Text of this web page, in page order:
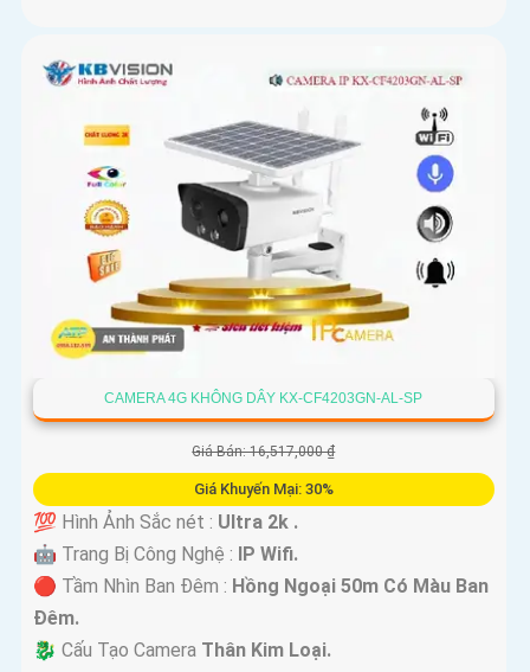
CAMERA 4G KHÔNG DÂY KX-CF4203GN-AL-SP
Giá Bán: 16,517,000 ₫
Giá Khuyến Mại: 30%
💯 Hình Ảnh Sắc nét : Ultra 2k .
🤖️ Trang Bị Công Nghệ :
IP Wifi.
🔴 Tầm Nhìn Ban Đêm : Hồng Ngoại 50m Có Màu Ban
Đêm.
🐉️ Cấu Tạo Camera Thân Kim Loại.